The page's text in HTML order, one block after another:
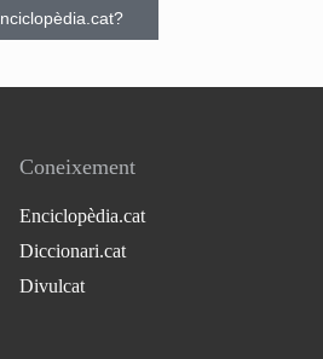
Coneixement
Enciclopèdia.cat
Diccionari.cat
Divulcat